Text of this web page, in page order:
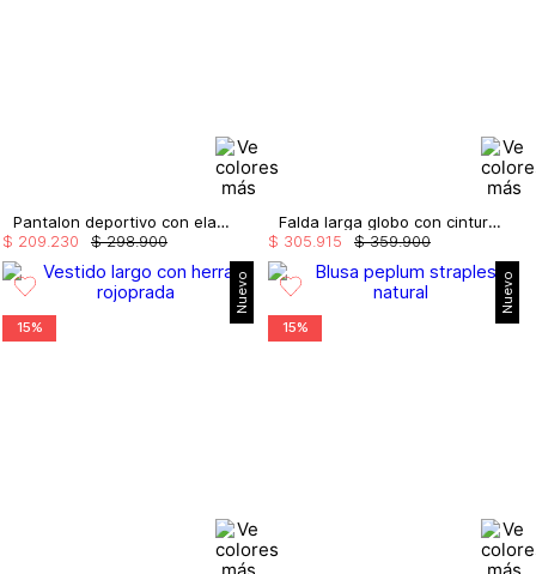
Pantalon deportivo con elastico
$ 298.900
$ 209 230
Falda larga globo con cinturón
$ 359.900
$ 305 915
Nuevo
15%
Nuevo
15%